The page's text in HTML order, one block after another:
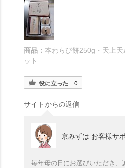
商品： 本わらび餅250g・天上
ット
役に立った 0
サイトからの返信
京みずは お客様サ
毎年母の日にお選びいただき、